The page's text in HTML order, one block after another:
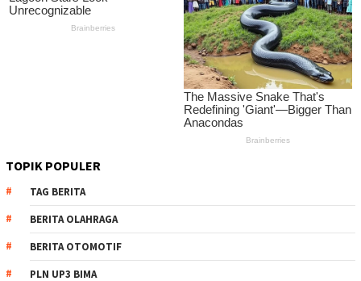
TOPIK POPULER
TAG BERITA
BERITA OLAHRAGA
BERITA OTOMOTIF
PLN UP3 BIMA